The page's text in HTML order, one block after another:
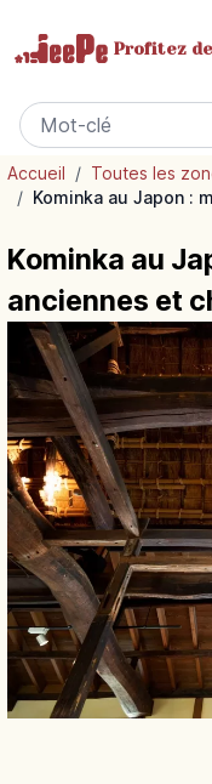
Profitez
Accueil / Toutes les
/ Kominka au Japon :
Kominka au
anciennes et